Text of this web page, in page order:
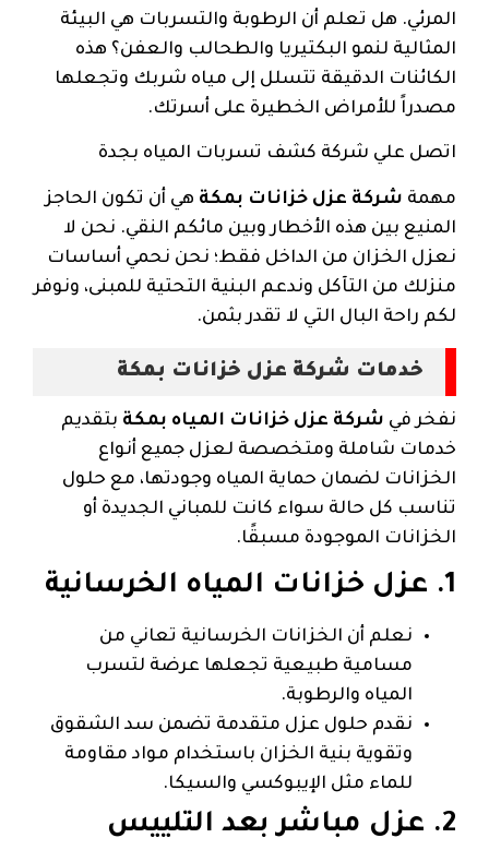
المرئي. هل تعلم أن الرطوبة والتسربات هي البيئة
المثالية لنمو البكتيريا والطحالب والعفن؟ هذه
الكائنات الدقيقة تتسلل إلى مياه شربك وتجعلها
مصدراً للأمراض الخطيرة على أسرتك.
اتصل علي شركة كشف تسربات المياه بجدة
مهمة شركة عزل خزانات بمكة هي أن تكون الحاجز
المنيع بين هذه الأخطار وبين مائكم النقي. نحن لا
نعزل الخزان من الداخل فقط؛ نحن نحمي أساسات
منزلك من التآكل وندعم البنية التحتية للمبنى، ونوفر
لكم راحة البال التي لا تقدر بثمن.
خدمات شركة عزل خزانات بمكة
نفخر في شركة عزل خزانات المياه بمكة بتقديم
خدمات شاملة ومتخصصة لعزل جميع أنواع
الخزانات لضمان حماية المياه وجودتها، مع حلول
تناسب كل حالة سواء كانت للمباني الجديدة أو
الخزانات الموجودة مسبقًا.
1. عزل خزانات المياه الخرسانية
نعلم أن الخزانات الخرسانية تعاني من
مسامية طبيعية تجعلها عرضة لتسرب
المياه والرطوبة.
نقدم حلول عزل متقدمة تضمن سد الشقوق
وتقوية بنية الخزان باستخدام مواد مقاومة
للماء مثل الإيبوكسي والسيكا.
2. عزل مباشر بعد التلييس